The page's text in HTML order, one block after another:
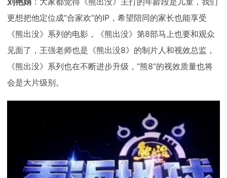
更想把他定位成“合家欢”的IP，希望陪同的家长也能享受
《熊出没》系列的电影，《熊出没》第8部马上也要和观众
见面了，王强老师也是《熊出没8》的制片人和视效总监，
《熊出没》系列也在不断进步升级，“熊8”的视效质量也将
会是大片级别。